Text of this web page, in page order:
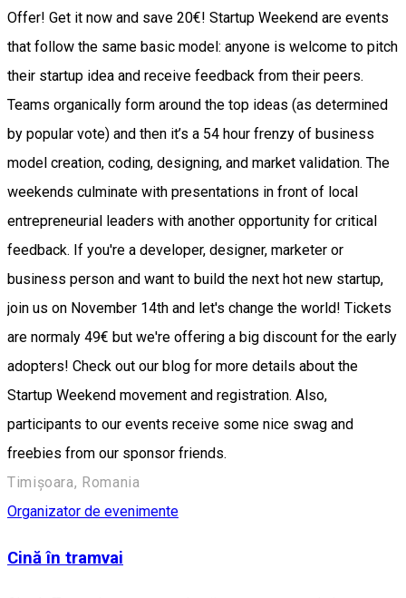
Offer! Get it now and save 20€! Startup Weekend are events
that follow the same basic model: anyone is welcome to pitch
their startup idea and receive feedback from their peers.
Teams organically form around the top ideas (as determined
by popular vote) and then it’s a 54 hour frenzy of business
model creation, coding, designing, and market validation. The
weekends culminate with presentations in front of local
entrepreneurial leaders with another opportunity for critical
feedback. If you're a developer, designer, marketer or
business person and want to build the next hot new startup,
join us on November 14th and let's change the world! Tickets
are normaly 49€ but we're offering a big discount for the early
adopters! Check out our blog for more details about the
Startup Weekend movement and registration. Also,
participants to our events receive some nice swag and
freebies from our sponsor friends.
Timișoara, Romania
Organizator de evenimente
Cină în tramvai